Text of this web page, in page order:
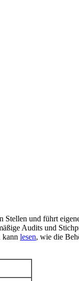
Stellen und führt
Audits und
kann lesen, wie die